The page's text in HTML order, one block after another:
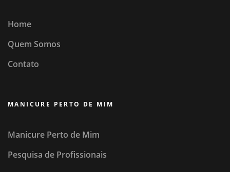
Home
Quem Somos
Contato
MANICURE PERTO DE MIM
Manicure Perto de Mim
Pesquisa de Profissionais